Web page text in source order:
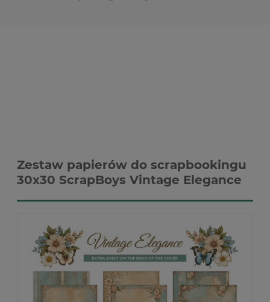
Zestaw papierów do scrapbookingu
30x30 ScrapBoys Vintage Elegance